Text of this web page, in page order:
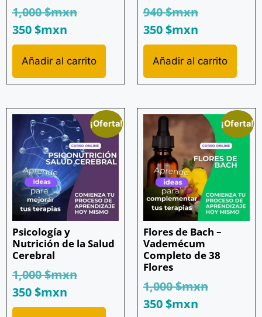
1,000$mxn
350$mxn
Añadir al carrito
940$mxn
350$mxn
Añadir al carrito
¡Oferta!
Psicología y
Nutrición de la Salud
Cerebral
1,000$mxn
350$mxn
¡Oferta!
Flores de Bach –
Vademécum
Completo de 38
Flores
1,000$mxn
350$mxn